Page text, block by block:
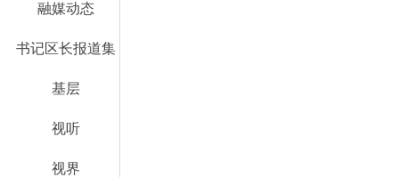
融媒动态
书记区长报道集
基层
视听
视界